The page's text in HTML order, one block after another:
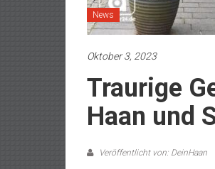
News
Oktober 3, 2023
Traurige
Haan und
Veröffentlicht von: DeinHaan